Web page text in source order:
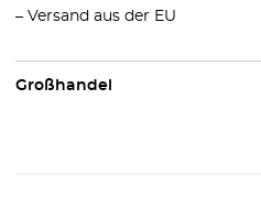
– Versand aus der EU
Großhandel